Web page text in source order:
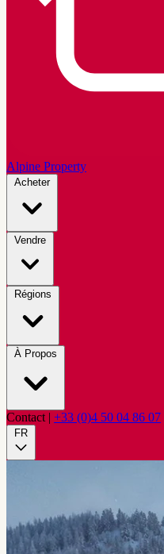
Alpine Property
Acheter
Vendre
Régions
À Propos
Contact | +33 (0)4 50 04 86 07
FR